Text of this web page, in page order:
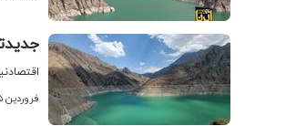
۲۸ فروردین ۱۴۰۵